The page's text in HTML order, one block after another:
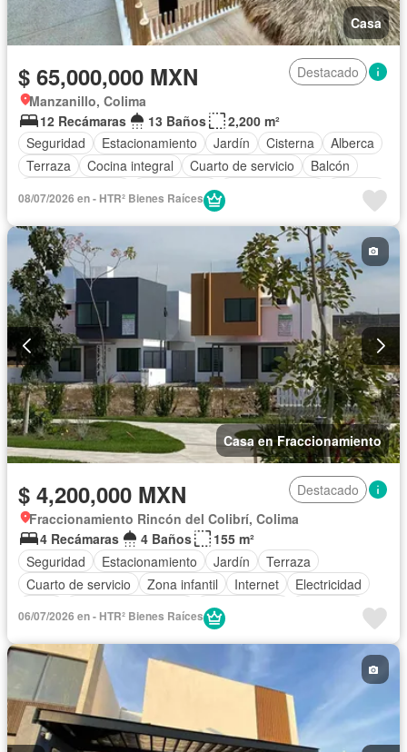
Casa
$ 65,000,000 MXN
Destacado
Manzanillo, Colima
12 Recámaras
13 Baños
2,200 m²
Seguridad
Estacionamiento Jardín Cisterna
Alberca
Terraza
Cocina integral Cuarto de servicio
Balcón
Zona infantil
Internet
Electricidad
Azotea
Agua
Televisión por cable
Zonas verdes
Asador Despacho
Vista panorámica
Recámara con closet
Permite mascotas
Permite niños
08/07/2026 en - HTR² Bienes Raíces
Casa en Fraccionamiento
$ 4,200,000 MXN
Destacado
Fraccionamiento Rincón del Colibrí, Colima
4 Recámaras
4 Baños
155 m²
Seguridad
Estacionamiento Jardín
Terraza
Cuarto de servicio
Zona infantil Internet
Electricidad
Zonas verdes
Sin amueblar
06/07/2026 en - HTR² Bienes Raíces